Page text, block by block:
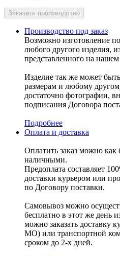
Производство под заказ
Возможно изготовление
любого другого изделия,
представленного на нашем
Изделие так же может
размерам и любому
достаточно фотографии,
подписания Договора
Подробнее
Оплата и доставка
Оплатить заказ можно как
наличными.
Предоплата составляет
доставки курьером или
по Договору поставки.
Самовывоз можно
бесплатно в этот же день
можно заказать доставку
МО) или транспортной
сроком до 2-х дней.